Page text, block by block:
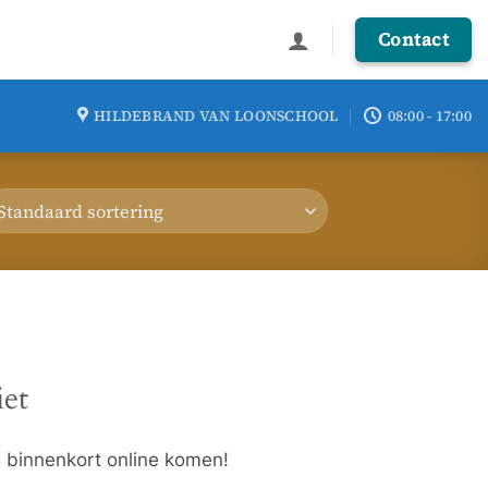
Contact
HILDEBRAND VAN LOONSCHOOL 08:00 - 17:00
online komen!